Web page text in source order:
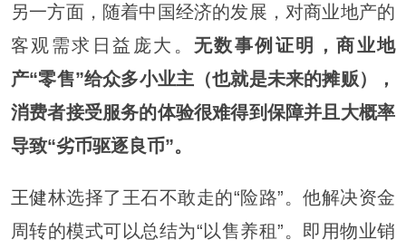
另一方面，随着中国经济的发展，对商业地产的
客观需求日益庞大。 无数事例证明，商业地
产“零售”给众多小业主（也就是未来的摊贩），
消费者接受服务的体验很难得到保障并且大概率
导致“劣币驱逐良币”。
王健林选择了王石不敢走的“险路”。他解决资金
周转的模式可以总结为“以售养租”。即用物业销